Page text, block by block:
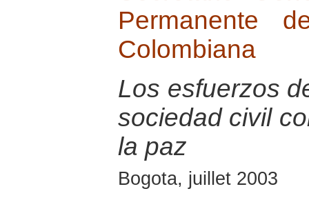
Permanente
Colombiana
Los esfuerzos
sociedad civil
la paz
Bogota, juillet 2003